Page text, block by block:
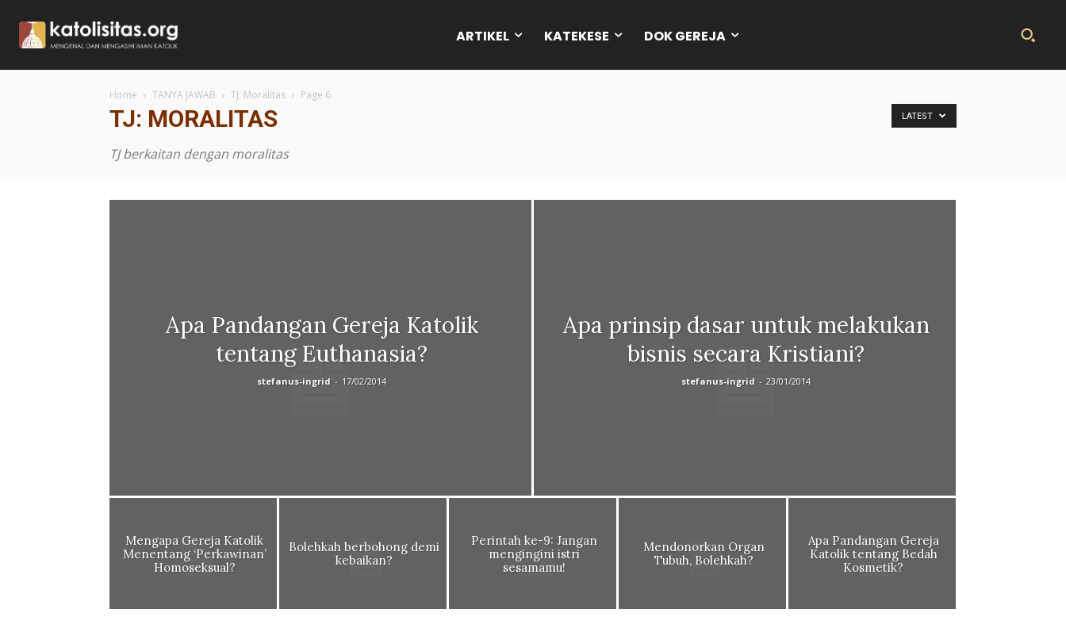
ARTIKEL KATEKESE DOK GEREJA
Home TANYA JAWAB TJ: Moralitas Page 6
TJ: MORALITAS
TJ berkaitan dengan moralitas
LATEST
Apa Pandangan Gereja Katolik
tentang Euthanasia?
stefanus-ingrid - 17/02/2014
Apa prinsip dasar untuk melakukan
bisnis secara Kristiani?
stefanus-ingrid - 23/01/2014
Mengapa Gereja Katolik
Menentang ‘Perkawinan’
Homoseksual?
Bolehkah berbohong demi
kebaikan?
Perintah ke-9: Jangan
mengingini istri
sesamamu!
Mendonorkan Organ
Tubuh, Bolehkah?
Apa Pandangan Gereja
Katolik tentang Bedah
Kosmetik?